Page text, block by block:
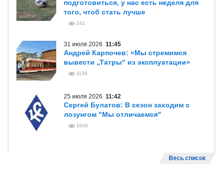
подготовиться, у нас есть неделя для
того, чтоб стать лучше
241
31 июля 2026 11:45
Андрей Карпочев: «Мы стремимся
вывести „Татры“ из эксплуатации»
1130
25 июля 2026 11:42
Сергей Булатов: В сезон заходим с
лозунгом "Мы отличаемся"
1846
Весь список